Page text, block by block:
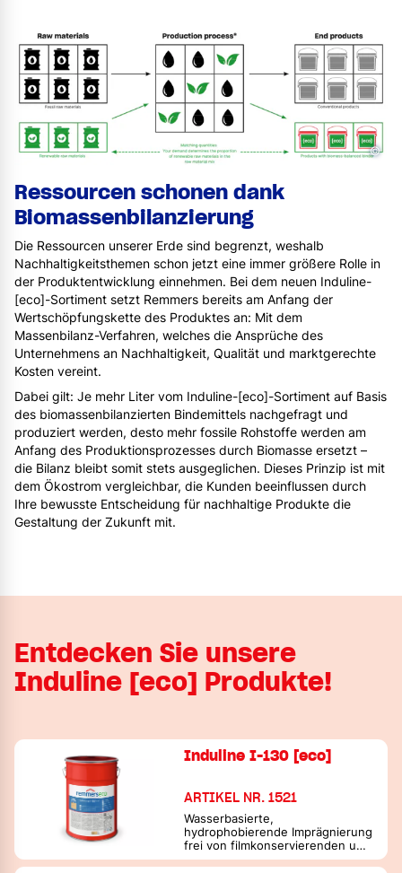
Ressourcen schonen dank
Biomassenbilanzierung
Die Ressourcen unserer Erde sind begrenzt, weshalb
Nachhaltigkeitsthemen schon jetzt eine immer größere Rolle in
der Produktentwicklung einnehmen. Bei dem neuen Induline-
[eco]-Sortiment setzt Remmers bereits am Anfang der
Wertschöpfungskette des Produktes an: Mit dem
Massenbilanz-Verfahren, welches die Ansprüche des
Unternehmens an Nachhaltigkeit, Qualität und marktgerechte
Kosten vereint.
Dabei gilt: Je mehr Liter vom Induline-[eco]-Sortiment auf Basis
des biomassenbilanzierten Bindemittels nachgefragt und
produziert werden, desto mehr fossile Rohstoffe werden am
Anfang des Produktionsprozesses durch Biomasse ersetzt –
die Bilanz bleibt somit stets ausgeglichen. Dieses Prinzip ist mit
dem Ökostrom vergleichbar, die Kunden beeinflussen durch
Ihre bewusste Entscheidung für nachhaltige Produkte die
Gestaltung der Zukunft mit.
©
Entdecken Sie unsere
Induline [eco] Produkte!
Induline I-130 [eco]
ARTIKEL NR. 1521
Wasserbasierte,
hydrophobierende Imprägnierung
frei von filmkonservierenden und
holzschützenden bioziden